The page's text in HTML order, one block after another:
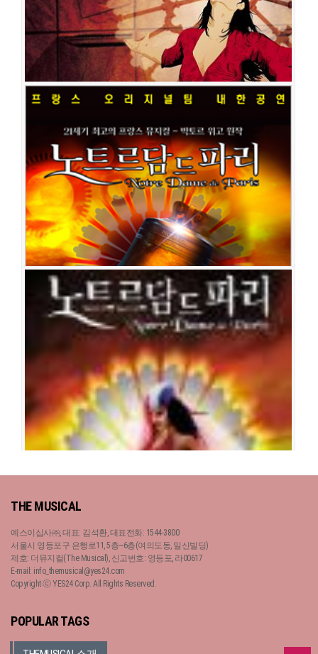
노트르담 드 파리
2008-01-18 ~ 2008-02-28
세종문화회관 대극장
출연진
최성희(바다)문혜원오진영김법래 윤형렬 이정열문종원서
범석류창우박은태김태훈김성민김태형김정현 곽선영김경엽이재홍
전호준
석진환 이현정 장윤정계채영김하정한승용
노트르담 드 파리
공연일시
2007-11-30 ~ 2007-12-09
고양아람누리 아람극장
김법래윤형렬서범석류창우
김태형
이정열
문종원 김태훈김정현 곽선영김경엽 장윤정전호준
김성곤한승용
노트르담 드 파리
공연일시
2006-01-18 ~ 2006-02-26
공연장
세종문화회관 대극장
출연진
공연장
세종문화회관 대극장
THE MUSICAL
예스이십사㈜, 대표: 김석환, 대표전화: 1544-3800
서울시 영등포구 은행로11, 5층~6층(여의도동, 일신빌딩)
제호: 더뮤지컬(The Musical), 신고번호: 영등포, 라00617
E-mail: info_themusical@yes24.com
Copyright ⓒ YES24 Corp. All Rights Reserved.
POPULAR TAGS